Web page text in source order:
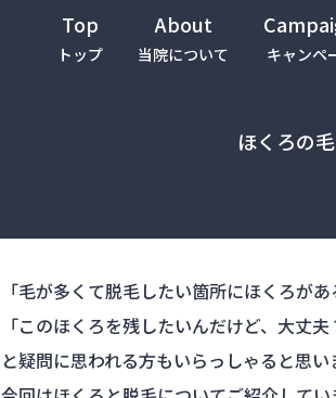
Top
トップ
About
当院について キャンペ
ほくろの
「毛が多くて脱毛したい箇所にほくろがあ
「このほくろを残したいんだけど、大丈夫
と疑問に思われる方もいらっしゃると思い